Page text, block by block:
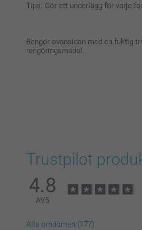
Tips: Gör ett underlägg för varje
Rengör ovansidan med en fuktig
rengöringsmedel.
Trustpilot
4.8
AV5
Alla omdömen (177)